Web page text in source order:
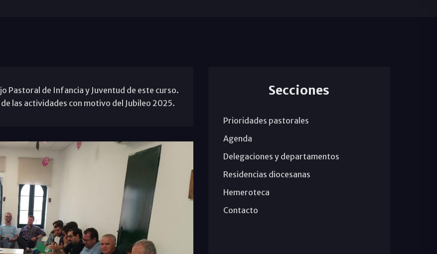
Pastoral de Infancia y Juventud de este curso.
las actividades con motivo del Jubileo 2025.
Secciones
Prioridades pastorales
Agenda
Delegaciones y departamentos
Residencias diocesanas
Hemeroteca
Contacto